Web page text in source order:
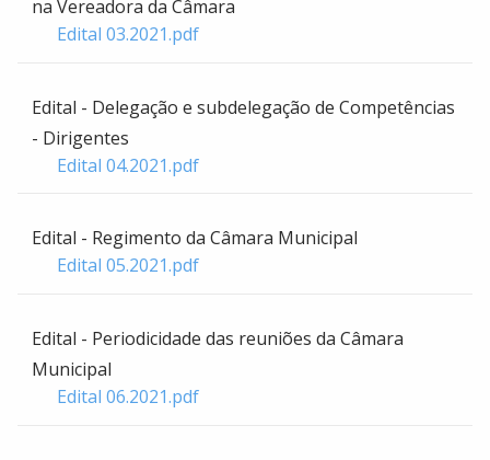
na Vereadora da Câmara
Edital 03.2021.pdf
Edital - Delegação e subdelegação de Competências
- Dirigentes
Edital 04.2021.pdf
Edital - Regimento da Câmara Municipal
Edital 05.2021.pdf
Edital - Periodicidade das reuniões da Câmara
Municipal
Edital 06.2021.pdf